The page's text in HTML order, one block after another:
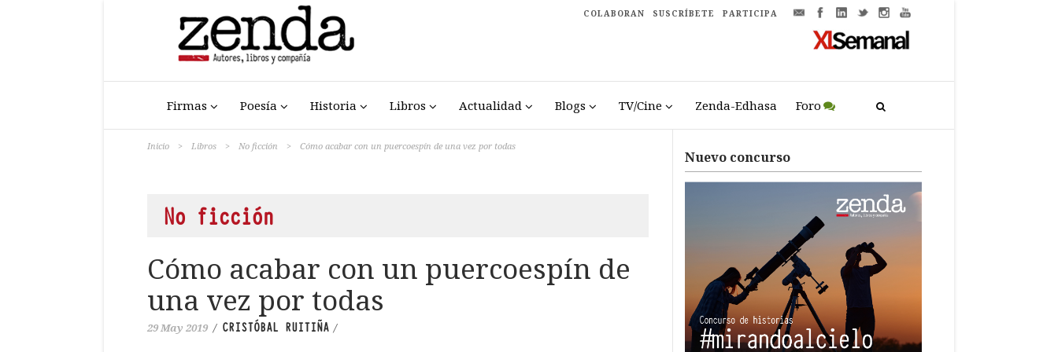
COLABORAN SUSCRÍBETE PARTICIPA
Firmas Poesía Historia Libros Actualidad Blogs TV/Cine Zenda-Edhasa Foro
Inicio > Libros > No ficción > Cómo acabar con un puercoespín de una vez por todas
No ficción
Cómo acabar con un puercoespín de
una vez por todas
29 May 2019 / CRISTÓBAL RUITIÑA /
Nuevo concurso